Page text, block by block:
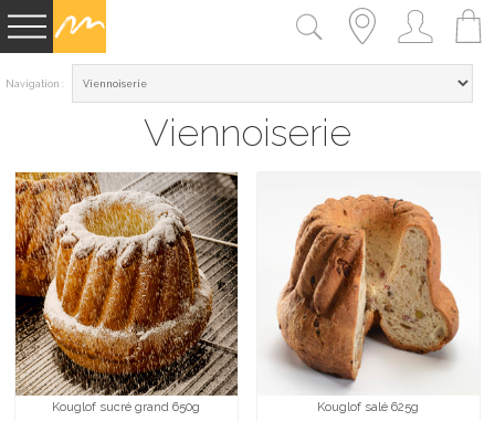
Navigation :
Viennoiserie
Kouglof sucré grand 650g Kouglof salé 625g